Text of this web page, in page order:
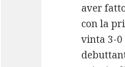
aver
con la
vinta 3-0